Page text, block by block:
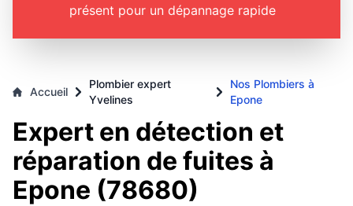
présent pour un dépannage rapide
Accueil
Plombier expert
Yvelines
Nos Plombiers à
Epone
Expert en détection et
réparation de fuites à
Epone (78680)